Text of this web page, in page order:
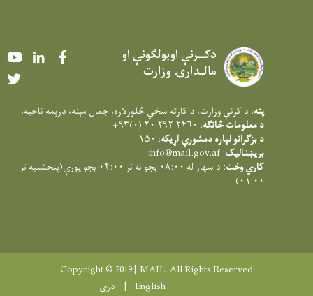
دکــرنې اوبولګونې او
مالـدارۍ وزارت
YoutubeLinkedIn
پته: د کرنې وزارت، د کارته سخي څلورلاره، جمال مېنه، درېمه ناحيه،
د معلومات څانګه: ۲۴۶۰ ۲۹۲ ۲۰ (۰)۹۳+
د بزګرانو لپاره دمشورې اړیکه: ۱۵۰
بریښنالیک:
info@mail.gov.af
کاري وخت
: د سهار له ۰۸:۰۰ بجو نه تر ۰۴:۰۰ بجو پورې(پنجشنبه تر
۰۱:۰۰)
Copyright © 2019 | MAIL. All Rights Reserved
English
دری